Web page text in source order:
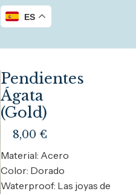
ES
Pendientes
Ágata
(Gold)
8,00 €
Material: Acero
Color: Dorado
Waterproof: Las joyas de